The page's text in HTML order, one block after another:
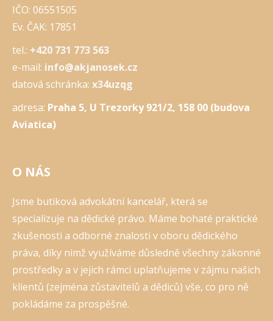
IČO: 06551505
Ev. ČAK: 17851
tel.: +420 731 773 563
e-mail: info@akjanosek.cz
datová schránka: x34uzqg
adresa: Praha 5, U Trezorky 921/2, 158 00 (budova
Aviatica)
O NÁS
Jsme butiková advokátní kancelář, která se
specializuje na dědické právo. Máme bohaté praktické
zkušenosti a odborné znalosti v oboru dědického
práva, díky nimž využíváme důsledně všechny zákonné
prostředky a v jejich rámci uplatňujeme v zájmu našich
klientů (zejména zůstavitelů a dědiců) vše, co pro ně
pokládáme za prospěšné.